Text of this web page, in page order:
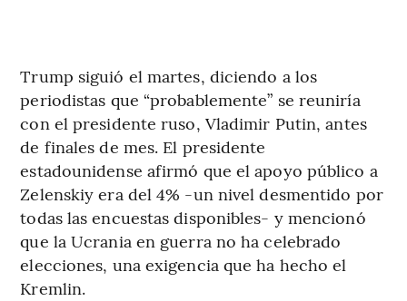
Trump siguió el martes, diciendo a los
periodistas que “probablemente” se reuniría
con el presidente ruso, Vladimir Putin, antes
de finales de mes. El presidente
estadounidense afirmó que el apoyo público a
Zelenskiy era del 4% -un nivel desmentido por
todas las encuestas disponibles- y mencionó
que la Ucrania en guerra no ha celebrado
elecciones, una exigencia que ha hecho el
Kremlin.